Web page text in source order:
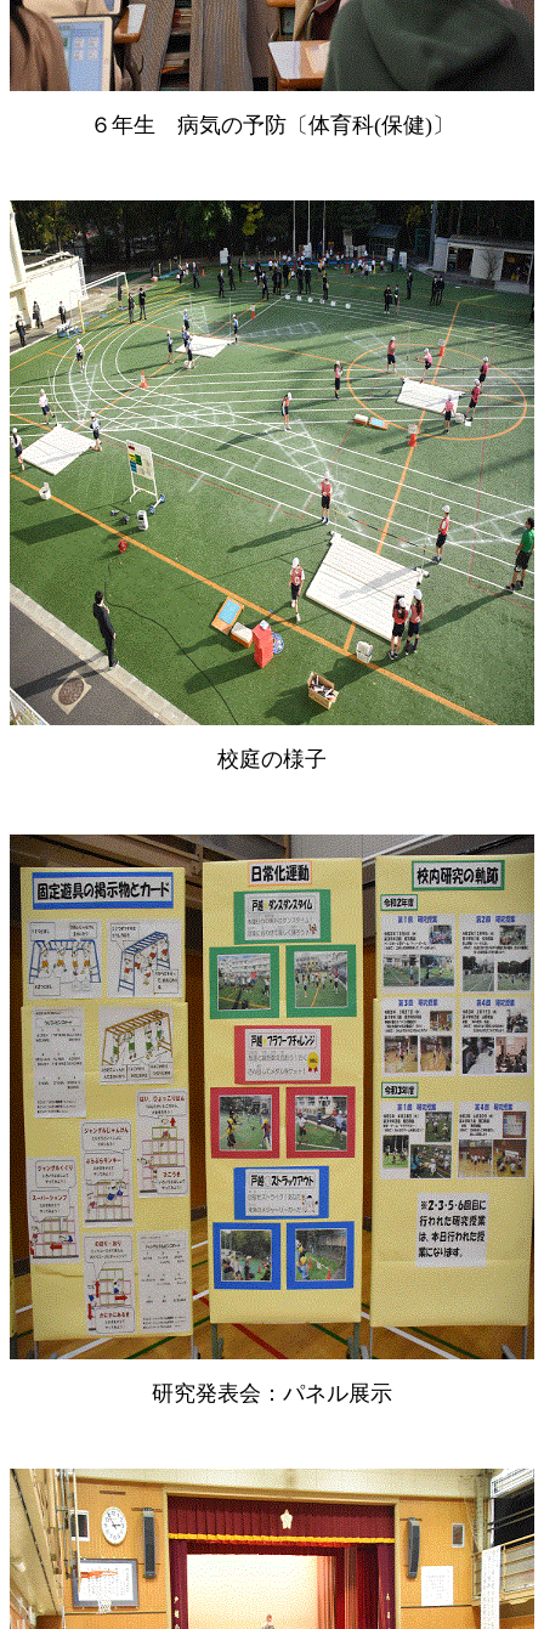
６年生 病気の予防〔体育科(保健)〕
校庭の様子
研究発表会：パネル展示